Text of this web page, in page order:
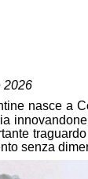
2026
nasce a
senza